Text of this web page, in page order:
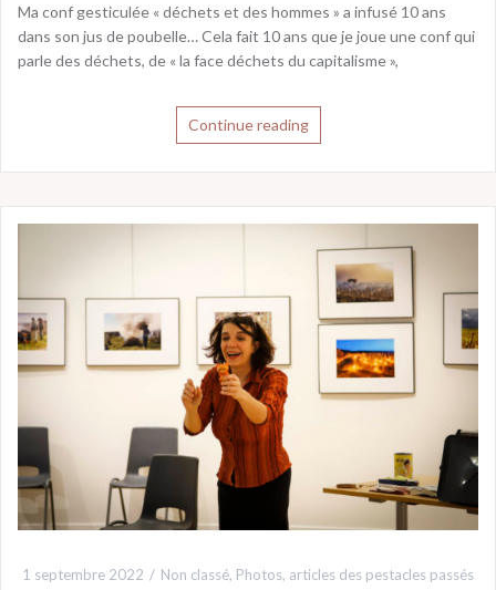
Ma conf gesticulée « déchets et des hommes » a infusé 10 ans
dans son jus de poubelle… Cela fait 10 ans que je joue une conf qui
parle des déchets, de « la face déchets du capitalisme »,
Continue reading
1 septembre 2022 Non classé, Photos, articles des pestacles passés